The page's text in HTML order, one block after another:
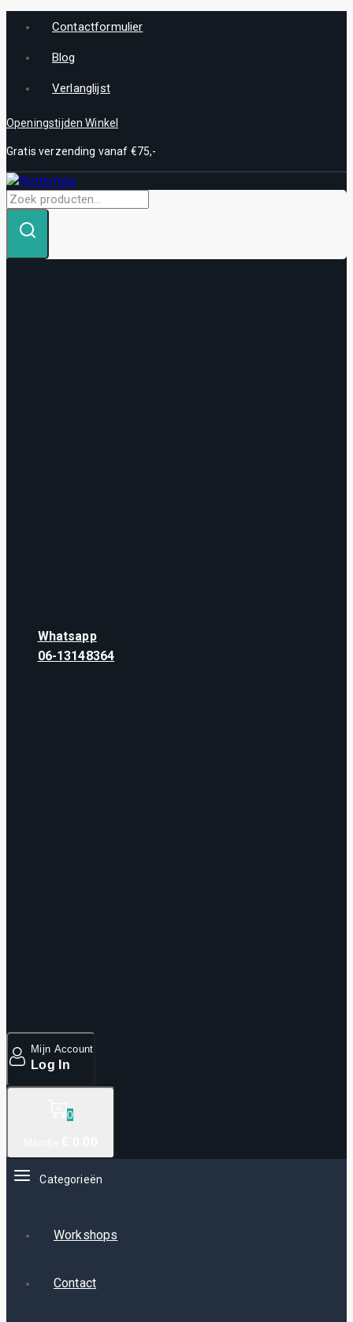
Contactformulier
Blog
Verlanglijst
Openingstijden Winkel
Gratis verzending vanaf €75,-
Zoek
Whatsapp
06-13148364
Mijn Account
Log In
0
Categorieën
Workshops
Contact